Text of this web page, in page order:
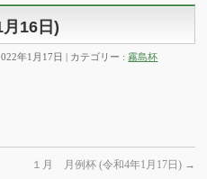
16日)
年1月17日 カテゴリー :霧島杯
１月 月例杯 (令和4年1月17日) →